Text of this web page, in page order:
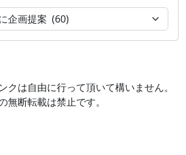
クは自由に行って頂いて構いません。
無断転載は禁止です。